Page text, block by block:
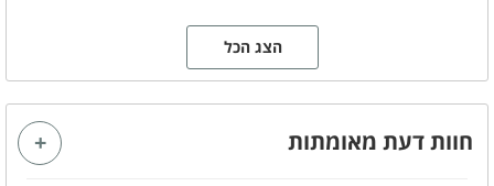
מטבח מאובזר
סלון משותף
הצג הכל
חוות דעת מאומתות